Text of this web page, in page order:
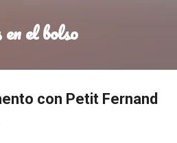
el bolso
con Petit Fernand